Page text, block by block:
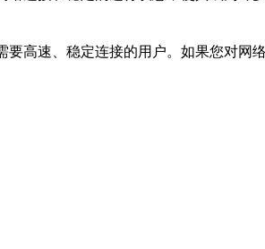
高速、稳定连接的用户。如果您对网